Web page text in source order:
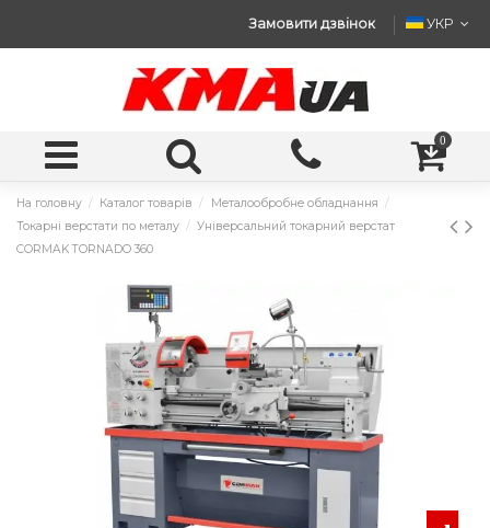
Замовити дзвінок УКР
0
На головну Каталог товарів
Металообробне обладнання
Токарні верстати по металу
Універсальний токарний верстат
CORMAK TORNADO 360